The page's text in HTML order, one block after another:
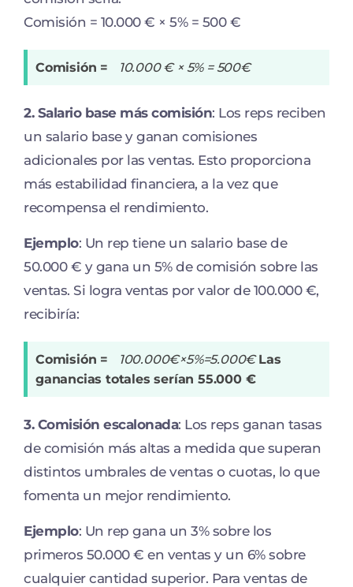
Comisión = 10.000 € × 5% = 500 €
Comisión = 10.000 € × 5% = 500€
2. Salario base más comisión: Los reps reciben
un salario base y ganan comisiones
adicionales por las ventas. Esto proporciona
más estabilidad financiera, a la vez que
recompensa el rendimiento.
Ejemplo: Un rep tiene un salario base de
50.000 € y gana un 5% de comisión sobre las
ventas. Si logra ventas por valor de 100.000 €,
recibiría:
Comisión = 100.000€×5%=5.000€ Las
ganancias totales serían 55.000 €
3. Comisión escalonada: Los reps ganan tasas
de comisión más altas a medida que superan
distintos umbrales de ventas o cuotas, lo que
fomenta un mejor rendimiento.
Ejemplo: Un rep gana un 3% sobre los
primeros 50.000 € en ventas y un 6% sobre
cualquier cantidad superior. Para ventas de